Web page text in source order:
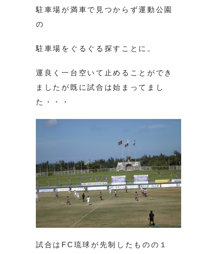
駐車場が満車で見つからず運動公園
の
駐車場をぐるぐる探すことに。
運良く一台空いて止めることができ
ましたが既に試合は始まってまし
た・・・
試合はFC琉球が先制したものの１